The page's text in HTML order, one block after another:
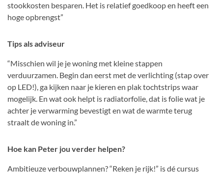
stookkosten besparen. Het is relatief goedkoop en heeft een
hoge opbrengst”
Tips als adviseur
“Misschien wil je je woning met kleine stappen
verduurzamen. Begin dan eerst met de verlichting (stap over
op LED!), ga kijken naar je kieren en plak tochtstrips waar
mogelijk. En wat ook helpt is radiatorfolie, dat is folie wat je
achter je verwarming bevestigt en wat de warmte terug
straalt de woning in.”
Hoe kan Peter jou verder helpen?
Ambitieuze verbouwplannen? “Reken je rijk!” is dé cursus